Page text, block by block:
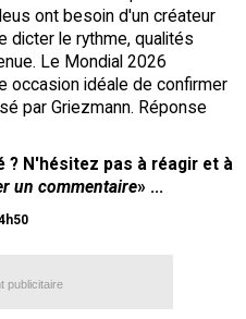
ont besoin d'un créateur
dicter le rythme, qualités
Le Mondial 2026
occasion idéale de confirmer
par Griezmann. Réponse
N'hésitez pas à réagir et à
un commentaire» ...
publicitaire